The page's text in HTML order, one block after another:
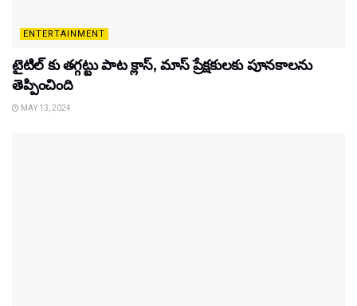
ENTERTAINMENT
టైటిల్‌ కు తగ్గట్టు పాట క్లాస్, మాస్ ప్రేక్షకులకు పూనకాలను
తెప్పించింది
MAY 13, 2024